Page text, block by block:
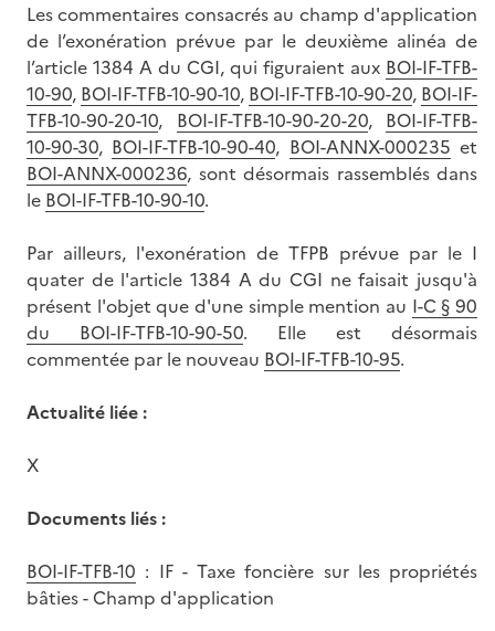
Les commentaires consacrés au champ d'application
de l’exonération prévue par le deuxième alinéa de
l’article 1384 A du CGI, qui figuraient aux BOI-IF-TFB-
10-90, BOI-IF-TFB-10-90-10, BOI-IF-TFB-10-90-20, BOI-IF-
TFB-10-90-20-10, BOI-IF-TFB-10-90-20-20, BOI-IF-TFB-
10-90-30, BOI-IF-TFB-10-90-40, BOI-ANNX-000235 et
BOI-ANNX-000236, sont désormais rassemblés dans
le BOI-IF-TFB-10-90-10.
Par ailleurs, l'exonération de TFPB prévue par le I
quater de l'article 1384 A du CGI ne faisait jusqu'à
présent l'objet que d'une simple mention au I-C § 90
du BOI-IF-TFB-10-90-50. Elle est désormais
commentée par le nouveau BOI-IF-TFB-10-95.
Actualité liée :
X
Documents liés :
BOI-IF-TFB-10 : IF - Taxe foncière sur les propriétés
bâties - Champ d'application